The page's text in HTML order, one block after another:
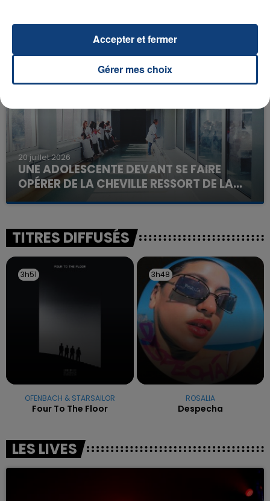
SON BÉBÉ ENTRE LA VIE ET LA...
Un homme s'est immolé par le feu après avoir
aspergé sa compagne et leur bébé de trois mois
d'un liquide inflammable.
20 juillet 2026
UNE ADOLESCENTE DEVANT SE FAIRE
OPÉRER DE LA CHEVILLE RESSORT DE LA...
La famille a porté plainte contre la clinique qui a
excuses.
TITRES DIFFUSÉS
3h51
3h51
OFENBACH & STARSAILOR
Four To The Floor
3h48
3h48
ROSALIA
Despecha
LES LIVES
Gérer mes choix
Accepter et fermer